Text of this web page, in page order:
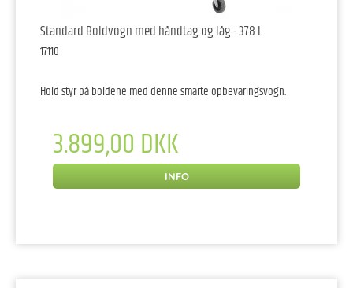
Standard Boldvogn med håndtag og låg - 378 L.
17110
Hold styr på boldene med denne smarte opbevaringsvogn.
3.899,00 DKK
INFO